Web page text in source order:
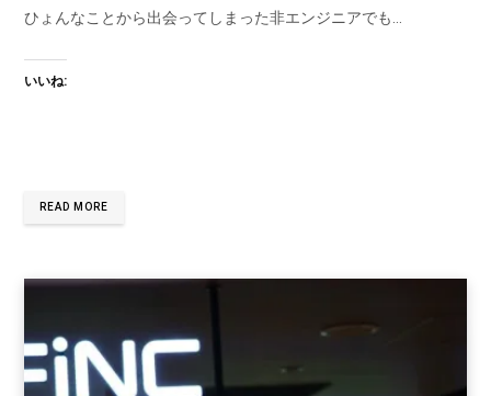
ひょんなことから出会ってしまった非エンジニアでも…
いいね:
READ MORE